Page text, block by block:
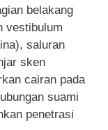
belakang
vestibulum
saluran
sken
cairan pada
suami
penetrasi